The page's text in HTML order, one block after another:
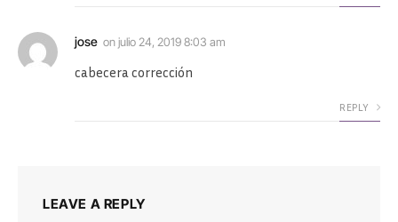
jose onjulio 24, 2019 8:03 am
cabecera corrección
REPLY
LEAVE A REPLY